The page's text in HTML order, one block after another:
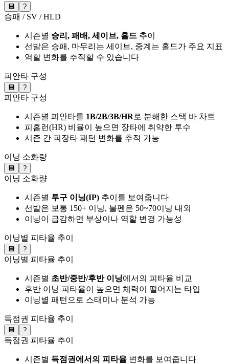
💾 ?
승패 / SV / HLD
시즌별 승리, 패배, 세이브, 홀드 추이
선발은 승패, 마무리는 세이브, 중계는 홀드가 주요 지표
역할 변화를 추적할 수 있습니다
피안타 구성
💾 ?
피안타 구성
시즌별 피안타를 1B/2B/3B/HR로 분해한 스택 바 차트
피홈런(HR) 비율이 높으면 장타에 취약한 투수
시즌 간 피장타 패턴 변화를 추적 가능
이닝 소화량
💾 ?
이닝 소화량
시즌별 투구 이닝(IP) 추이를 보여줍니다
선발은 보통 150+ 이닝, 불펜은 50~70이닝 내외
이닝이 급감하면 부상이나 역할 변경 가능성
이닝별 피타율 추이
💾 ?
이닝별 피타율 추이
시즌별 초반/중반/후반 이닝에서의 피타율 비교
후반 이닝 피타율이 높으면 체력이 떨어지는 타입
이닝별 패턴으로 스태미나 분석 가능
득점권 피타율 추이
💾 ?
득점권 피타율 추이
시즌별 득점권에서의 피타율 변화를 보여줍니다